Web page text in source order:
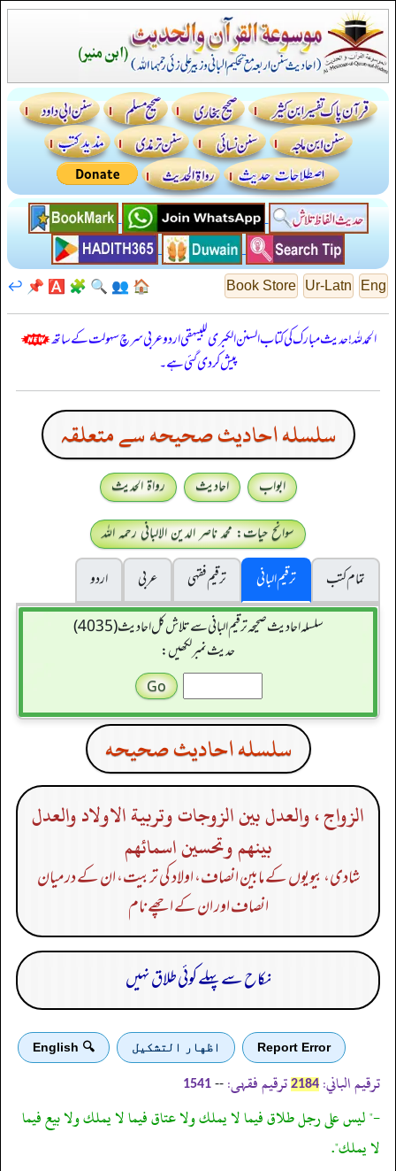
Eng
Ur-Latn
Book Store
🏠
👥
🔍
🧩
🅰️
📌
↩️
الحمدللہ! حدیث مبارک کی کتاب السنن الكبرى للبيهقي اردو عربی سرچ سہولت کے ساتھ
پیش کر دی گئی ہے۔
سلسله احاديث صحيحه سے متعلقہ
ابواب احادیث
رواۃ الحدیث
سوانح حیات: محمد ناصر الدین الالبانی رحمہ اللہ
تمام کتب
ترقیم البانی ترقيم فقہی عربی
اردو
سلسله احاديث صحيحه ترقیم البانی سے تلاش کل احادیث (4035)
حدیث نمبر لکھیں:
سلسله احاديث صحيحه
الزواج ، والعدل بين الزوجات وتربية الاولاد والعدل
بينهم وتحسين اسمائهم
شادی، بیویوں کے مابین انصاف، اولاد کی تربیت، ان کے درمیان
انصاف اور ان کے اچھے نام
نکاح سے پہلے کوئی طلاق نہیں
Report Error اظهار التشكيل 🔍 English
ترقیم الباني: 2184 ترقیم فقہی: --
1541
-" ليس على رجل طلاق فيما لا يملك ولا عتاق فيما لا يملك ولا بيع فيما
لا يملك".